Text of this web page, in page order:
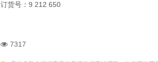
订货号： 9 212 650
7317